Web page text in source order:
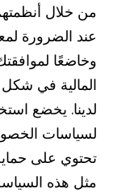
من خلال
عند الضرورة
وخاضعًا
المالية في
لدينا. يخضع
لسياسات
تحتوي على
مثل هذه